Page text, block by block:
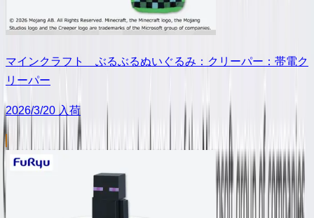
マインクラフト ぶるぶるぬいぐるみ：クリーパー：帯電ク
リーパー
2026/3/20 入荷